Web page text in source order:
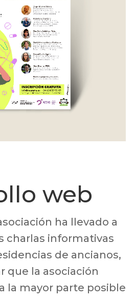
web
ha llevado a
charlas informativas
de ancianos,
que la asociación
la mayor parte posible